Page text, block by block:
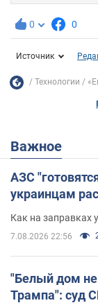
0 0
Источник
Технологии
Важное
АЗС
украинцам
Как на заправках
7.08.2026 22:56
"Белый дом не
Трампа": суд